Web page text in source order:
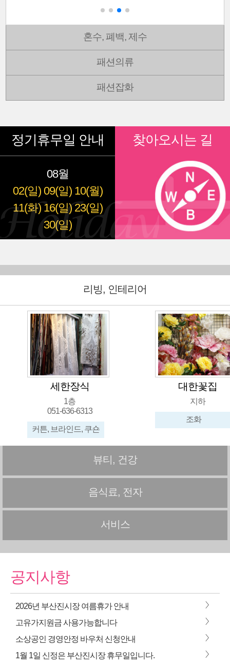
혼수, 폐백, 제수
패션의류
패션잡화
정기휴무일 안내
08월
02(일) 09(일) 10(월)
11(화) 16(일) 23(일)
30(일)
찾아오시는 길
리빙, 인테리어
세한장식
1층
051-636-6313
커튼, 브라인드, 쿠숀
대한꽃집
지하
조화
뷰티, 건강
음식료, 전자
서비스
공지사항
2026년 부산진시장 여름휴가 안내 >
고유가지원금 사용가능합니다 >
소상공인 경영안정 바우처 신청안내 >
1월 1일 신정은 부산진시장 휴무일입니다. >